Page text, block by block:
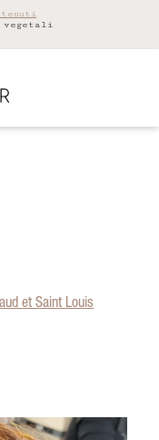
vegetali
et Saint Louis